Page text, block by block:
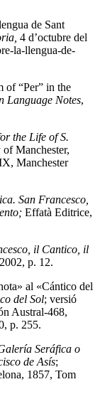
de Sant
4 d’octubre del
la-llengua-de-
“Per” in the
Language Notes,
the Life of S.
Manchester,
Manchester
San Francesco,
Effatà Editrice,
il Cantico, il
p. 12.
al «Cántico del
del Sol; versió
Austral-468,
p. 255.
Galería Seráfica o
de Asís;
1857, Tom